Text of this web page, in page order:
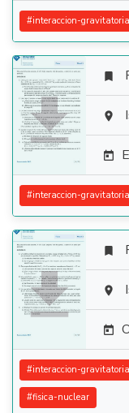
#interaccion-gravitatoria




#interaccion-gravitatoria




#interaccion-gravitatoria
#fisica-nuclear